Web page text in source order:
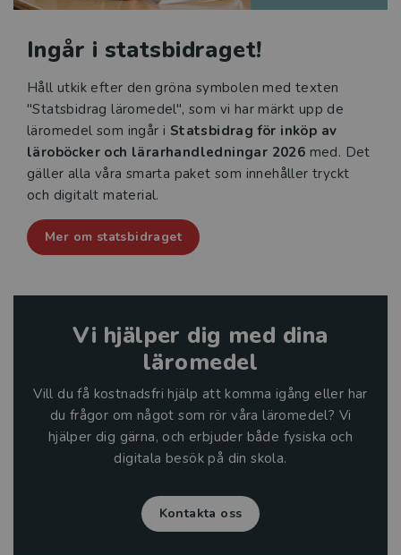
Ingår i statsbidraget!
Håll utkik efter den gröna symbolen med texten
"Statsbidrag läromedel", som vi har märkt upp de
läromedel som ingår i Statsbidrag för inköp av
läroböcker och lärarhandledningar 2026 med. Det
gäller alla våra smarta paket som innehåller tryckt
och digitalt material.
Mer om statsbidraget
Vi hjälper dig med dina
läromedel
Vill du få kostnadsfri hjälp att komma igång eller har
du frågor om något som rör våra läromedel? Vi
hjälper dig gärna, och erbjuder både fysiska och
digitala besök på din skola.
Kontakta oss